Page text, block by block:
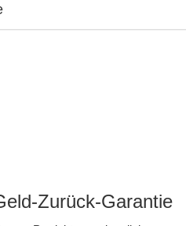
Zurück-Garantie